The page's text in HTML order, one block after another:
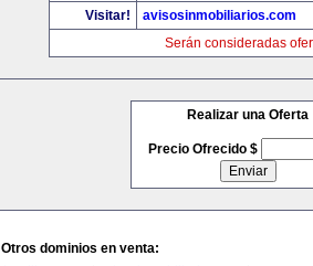
Visitar!
avisosinmobiliarios.com
Serán consideradas
Realizar una Oferta
Precio Ofrecido $
Otros dominios en venta: